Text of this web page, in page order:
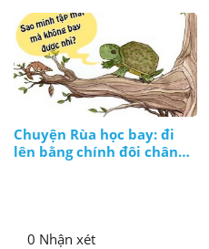
Chuyện Rùa học bay: đi
lên bằng chính đôi chân
0 Nhận xét